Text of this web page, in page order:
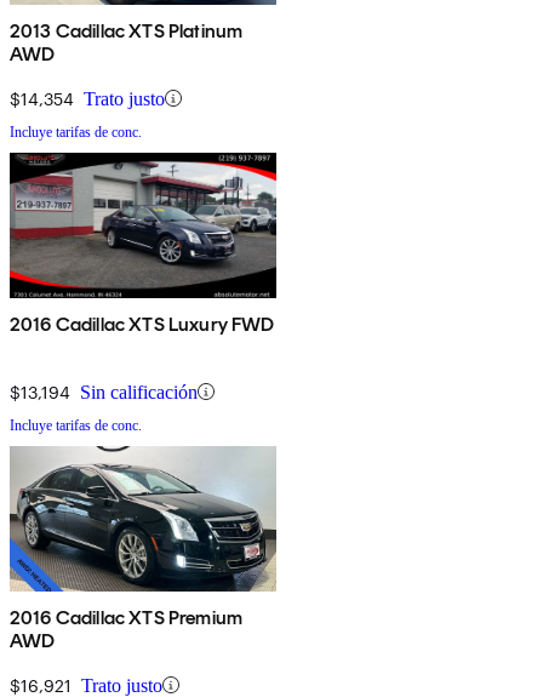
2013 Cadillac XTS Platinum
AWD
$14,354 Trato justo
Incluye tarifas de conc.
2016 Cadillac XTS Luxury FWD
$13,194 Sin calificación
Incluye tarifas de conc.
2016 Cadillac XTS Premium
AWD
$16,921 Trato justo